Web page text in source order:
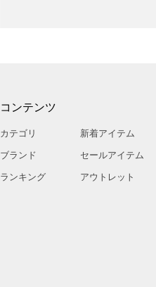
コンテンツ
カテゴリ
ブランド
ランキング
新着アイテム
セールアイテム
アウトレット